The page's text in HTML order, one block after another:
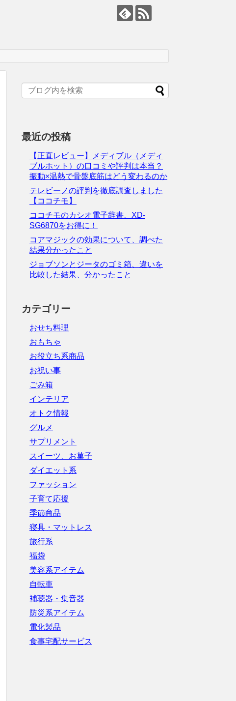
最近の投稿
【正直レビュー】メディブル（メディ
ブルホット）の口コミや評判は本当？
振動×温熱で骨盤底筋はどう変わるのか
テレビーノの評判を徹底調査しました
【ココチモ】
ココチモのカシオ電子辞書、XD-
SG6870をお得に！
コアマジックの効果について、調べた
結果分かったこと
ジョブソンとジータのゴミ箱、違いを
比較した結果、分かったこと
カテゴリー
おせち料理
おもちゃ
お役立ち系商品
お祝い事
ごみ箱
インテリア
オトク情報
グルメ
サプリメント
スイーツ、お菓子
ダイエット系
ファッション
子育て応援
季節商品
寝具・マットレス
旅行系
福袋
美容系アイテム
自転車
補聴器・集音器
防災系アイテム
電化製品
食事宅配サービス